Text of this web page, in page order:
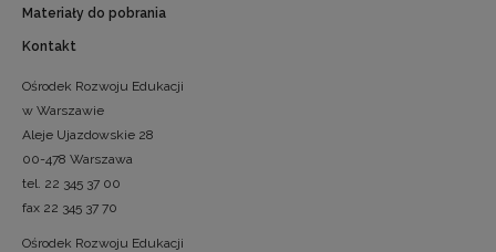
Materiały do pobrania
Kontakt
Ośrodek Rozwoju Edukacji
w Warszawie
Aleje Ujazdowskie 28
00-478 Warszawa
tel. 22 345 37 00
fax 22 345 37 70
Ośrodek Rozwoju Edukacji